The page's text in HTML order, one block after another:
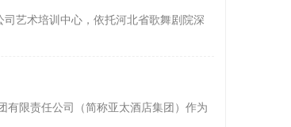
艺术培训中心，依托河北省歌舞剧院深
有限责任公司（简称亚太酒店集团）作为